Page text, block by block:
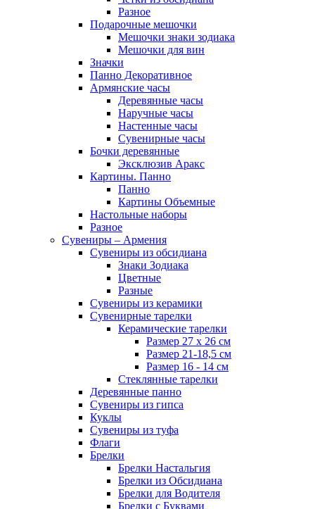
Разное
Подарочные мешочки
Мешочки знаки зодиака
Мешочки для вин
Значки
Панно Декоративное
Армянские часы
Деревянные часы
Наручные часы
Настенные часы
Сувенирные часы
Бочки деревянные
Эксклюзив Аракс
Картины. Панно
Панно
Картины Объемные
Настольные наборы
Разное
Сувениры – Армения
Сувениры из обсидиана
Знаки Зодиака
Цветные
Разные
Сувениры из керамики
Сувенирные тарелки
Керамические тарелки
Размер 27 х 26 см
Размер 21-18,5 см
Размер 16 - 14 см
Стеклянные тарелки
Деревянные панно
Сувениры из гипса
Куклы
Сувениры из туфа
Флаги
Брелки
Брелки Настальгия
Брелки из Обсидиана
Брелки для Водителя
Брелки с Буквами